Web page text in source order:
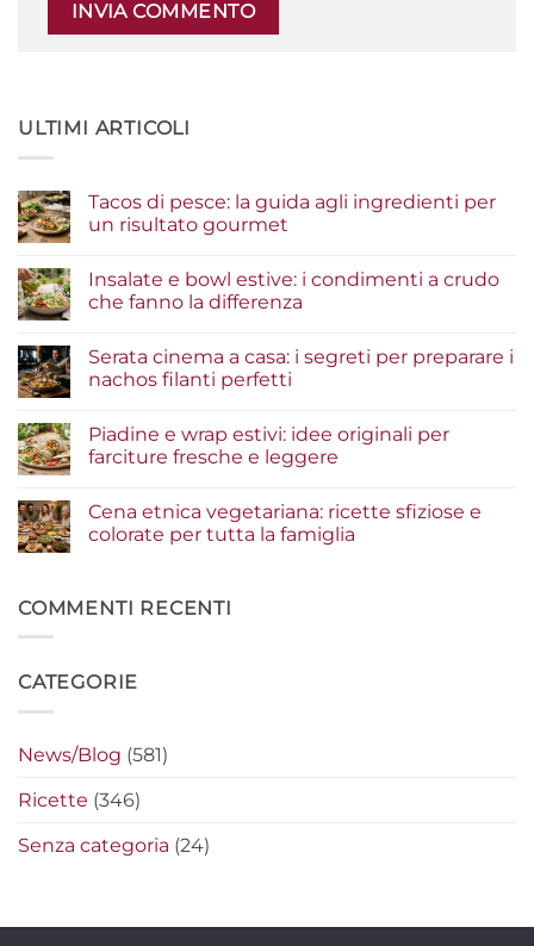
ULTIMI ARTICOLI
Tacos di pesce: la guida agli ingredienti per
un risultato gourmet
su
Tacos
di
guida
ingredienti
risultato
gourmet
Insalate e bowl estive: i condimenti a crudo
che fanno la differenza
su
Insalate
e
condimenti
a
fanno
differenza
Serata cinema a casa: i segreti per preparare i
nachos filanti perfetti
su
Serata
cinema
i
segreti
per
filanti
perfetti
Piadine e wrap estivi: idee originali per
farciture fresche e leggere
su
Piadine
e
originali
per
leggere
Cena etnica vegetariana: ricette sfiziose e
colorate per tutta la famiglia
Cena
etnica
e
famiglia
COMMENTI RECENTI
CATEGORIE
News/Blog (581)
Ricette (346)
Senza categoria (24)